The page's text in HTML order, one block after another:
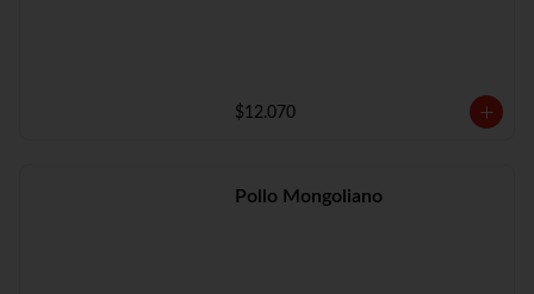
$12.070
Pollo Mongoliano